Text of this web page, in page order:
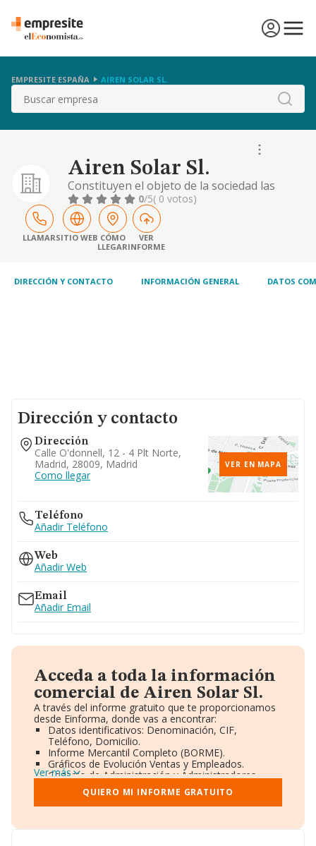
EMPRESITE ESPAÑA AIREN SOLAR SL.
Buscar
Airen Solar Sl.
Constituyen el objeto de la sociedad las
siguientes actividades: el desarrollo en
españa de proyectos fotovoltaicos. la
prestación de los mismos servicios para
otras empresas
0/5( 0 votos)
LLAMARSITIO WEB CÓMO
LLEGAR
VER
INFORME
DIRECCIÓN Y CONTACTO INFORMACIÓN GENERAL DATOS
Dirección y contacto
Dirección
Calle O'donnell, 12 - 4 Plt Norte,
Madrid, 28009, Madrid
Como llegar
VER EN MAPA
Teléfono
Añadir Teléfono
Web
Añadir Web
Email
Añadir Email
Acceda a toda la información
comercial de Airen Solar Sl.
A través del informe gratuito que te proporcionamos
desde Einforma, donde vas a encontrar:
Datos identificativos: Denominación, CIF,
Teléfono, Domicilio.
Informe Mercantil Completo (BORME).
Gráficos de Evolución Ventas y Empleados.
Consejo de Administración y Administradores.
Directivos y Ejecutivos.
Accionistas.
Participaciones y Vinculaciones en otras empresas.
Información oficial y registral complementaria.
Ver más
QUIERO MI INFORME GRATUITO